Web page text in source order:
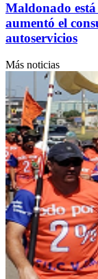
Maldonado
aumentó el
autoservicios
Más noticias